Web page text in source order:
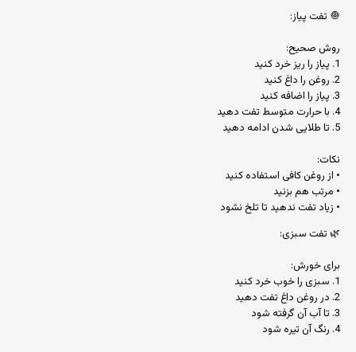
🧅 تفت پیاز:
روش صحیح:
1. پیاز را ریز خرد کنید
2. روغن را داغ کنید
3. پیاز را اضافه کنید
4. با حرارت متوسط تفت دهید
5. تا طلایی شدن ادامه دهید
نکات:
• از روغن کافی استفاده کنید
• مرتب هم بزنید
• زیاد تفت ندهید تا تلخ نشود
🌿 تفت سبزی:
برای خورش:
1. سبزی را خوب خرد کنید
2. در روغن داغ تفت دهید
3. تا آب آن گرفته شود
4. رنگ آن تیره شود